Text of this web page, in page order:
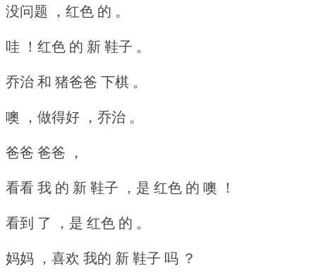
没问题 ，红色 的 。
哇 ！红色 的 新 鞋子 。
乔治 和 猪爸爸 下棋 。
噢 ，做得好 ，乔治 。
爸爸 爸爸 ，
看看 我 的 新 鞋子 ，是 红色 的 噢 ！
看到 了 ，是 红色 的 。
妈妈 ，喜欢 我的 新 鞋子 吗 ？